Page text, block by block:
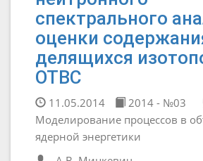
спектрального
оценки
делящихся
ОТВС
11.05.2014
2014 - №03
Моделирование процессов в
ядерной энергетики